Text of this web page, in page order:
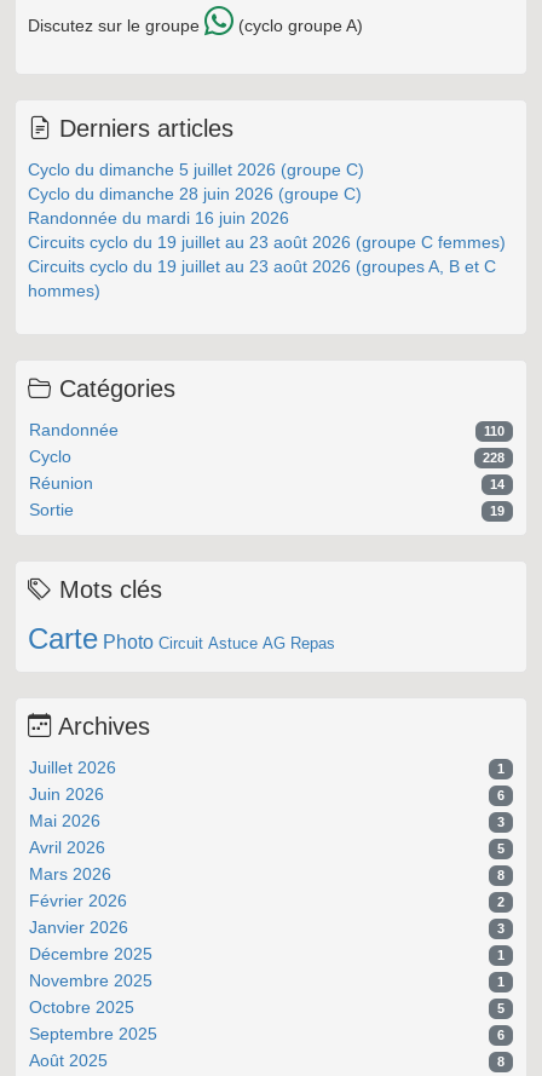
Discutez sur le groupe (cyclo groupe A)
Derniers articles
Cyclo du dimanche 5 juillet 2026 (groupe C)
Cyclo du dimanche 28 juin 2026 (groupe C)
Randonnée du mardi 16 juin 2026
Circuits cyclo du 19 juillet au 23 août 2026 (groupe C femmes)
Circuits cyclo du 19 juillet au 23 août 2026 (groupes A, B et C
hommes)
Catégories
Randonnée 110
Cyclo 228
Réunion 14
Sortie 19
Mots clés
Carte Photo Circuit Astuce AG Repas
Archives
Juillet 2026 1
Juin 2026 6
Mai 2026 3
Avril 2026 5
Mars 2026 8
Février 2026 2
Janvier 2026 3
Décembre 2025 1
Novembre 2025 1
Octobre 2025 5
Septembre 2025 6
Août 2025 8